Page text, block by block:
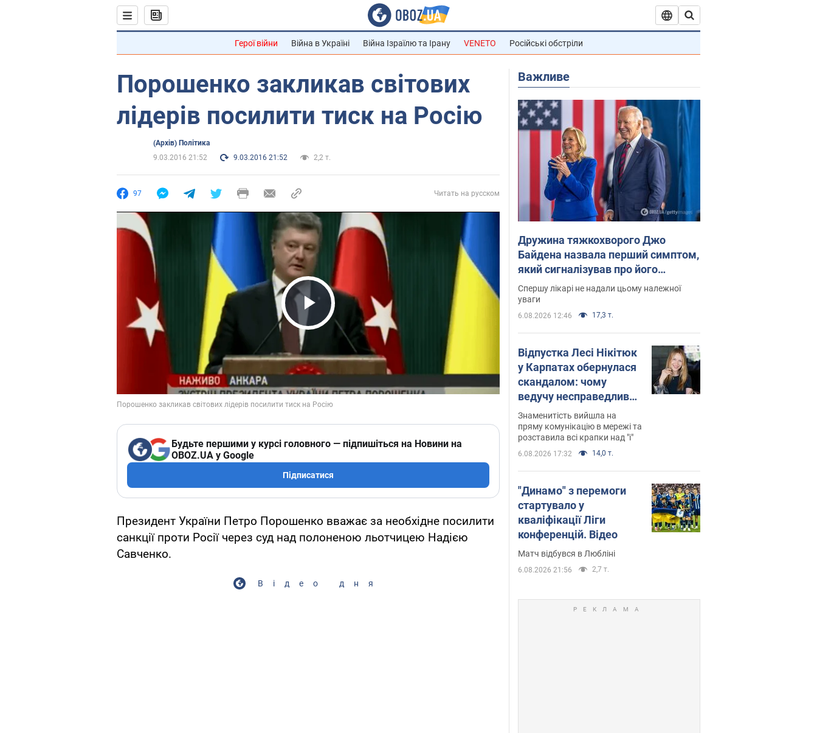
Герої війни Війна в Україні Війна Ізраїлю та Ірану VENETO Російські обстріли
Порошенко закликав світових
лідерів посилити тиск на Росію
(Архів) Політика
9.03.2016 21:52
9.03.2016 21:52 2,2 т.
97 Читать на русском
Play Video
Будьте першими у курсі головного — підпишіться на Новини на
OBOZ.UA у Google
Підписатися
Президент України Петро Порошенко вважає за необхідне посилити
санкції проти Росії через суд над полоненою льотчицею Надією
Савченко.
Відео дня
Важливе
Дружина тяжкохворого Джо
Байдена назвала перший симптом,
який сигналізував про його
"агресивний" рак
Спершу лікарі не надали цьому належної
уваги
6.08.2026 12:46 17,3 т.
Відпустка Лесі Нікітюк
у Карпатах обернулася
скандалом: чому
ведучу несправедливо
захейтили
Знаменитість вийшла на
пряму комунікацію в мережі та
розставила всі крапки над "і"
6.08.2026 17:32 14,0 т.
"Динамо" з перемоги
стартувало у
кваліфікації Ліги
конференцій. Відео
Матч відбувся в Любліні
6.08.2026 21:56 2,7 т.